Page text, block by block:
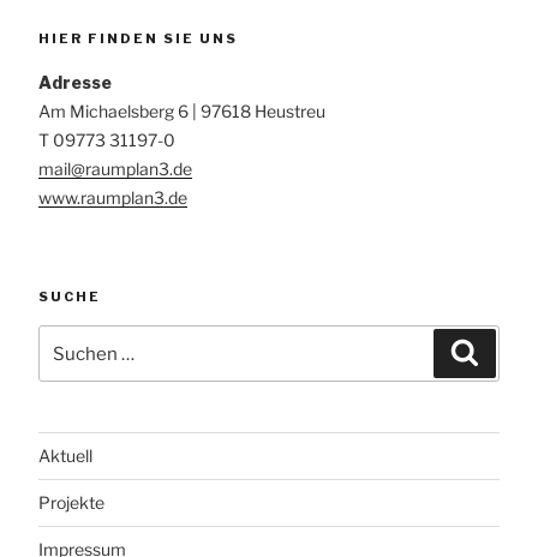
HIER FINDEN SIE UNS
Adresse
Am Michaelsberg 6 | 97618 Heustreu
T 09773 31197-0
mail@raumplan3.de
www.raumplan3.de
SUCHE
nach:
Aktuell
Projekte
Impressum